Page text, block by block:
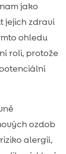
jako
jejich zdraví
ohledu
roli, protože
ozdob
alergií,